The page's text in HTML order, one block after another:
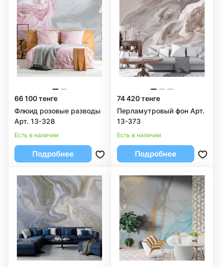
66 100 тенге
Флюид розовые разводы
Арт. 13-328
Есть в наличии
Подробнее
74 420 тенге
Перламутровый фон Арт.
13-373
Есть в наличии
Подробнее